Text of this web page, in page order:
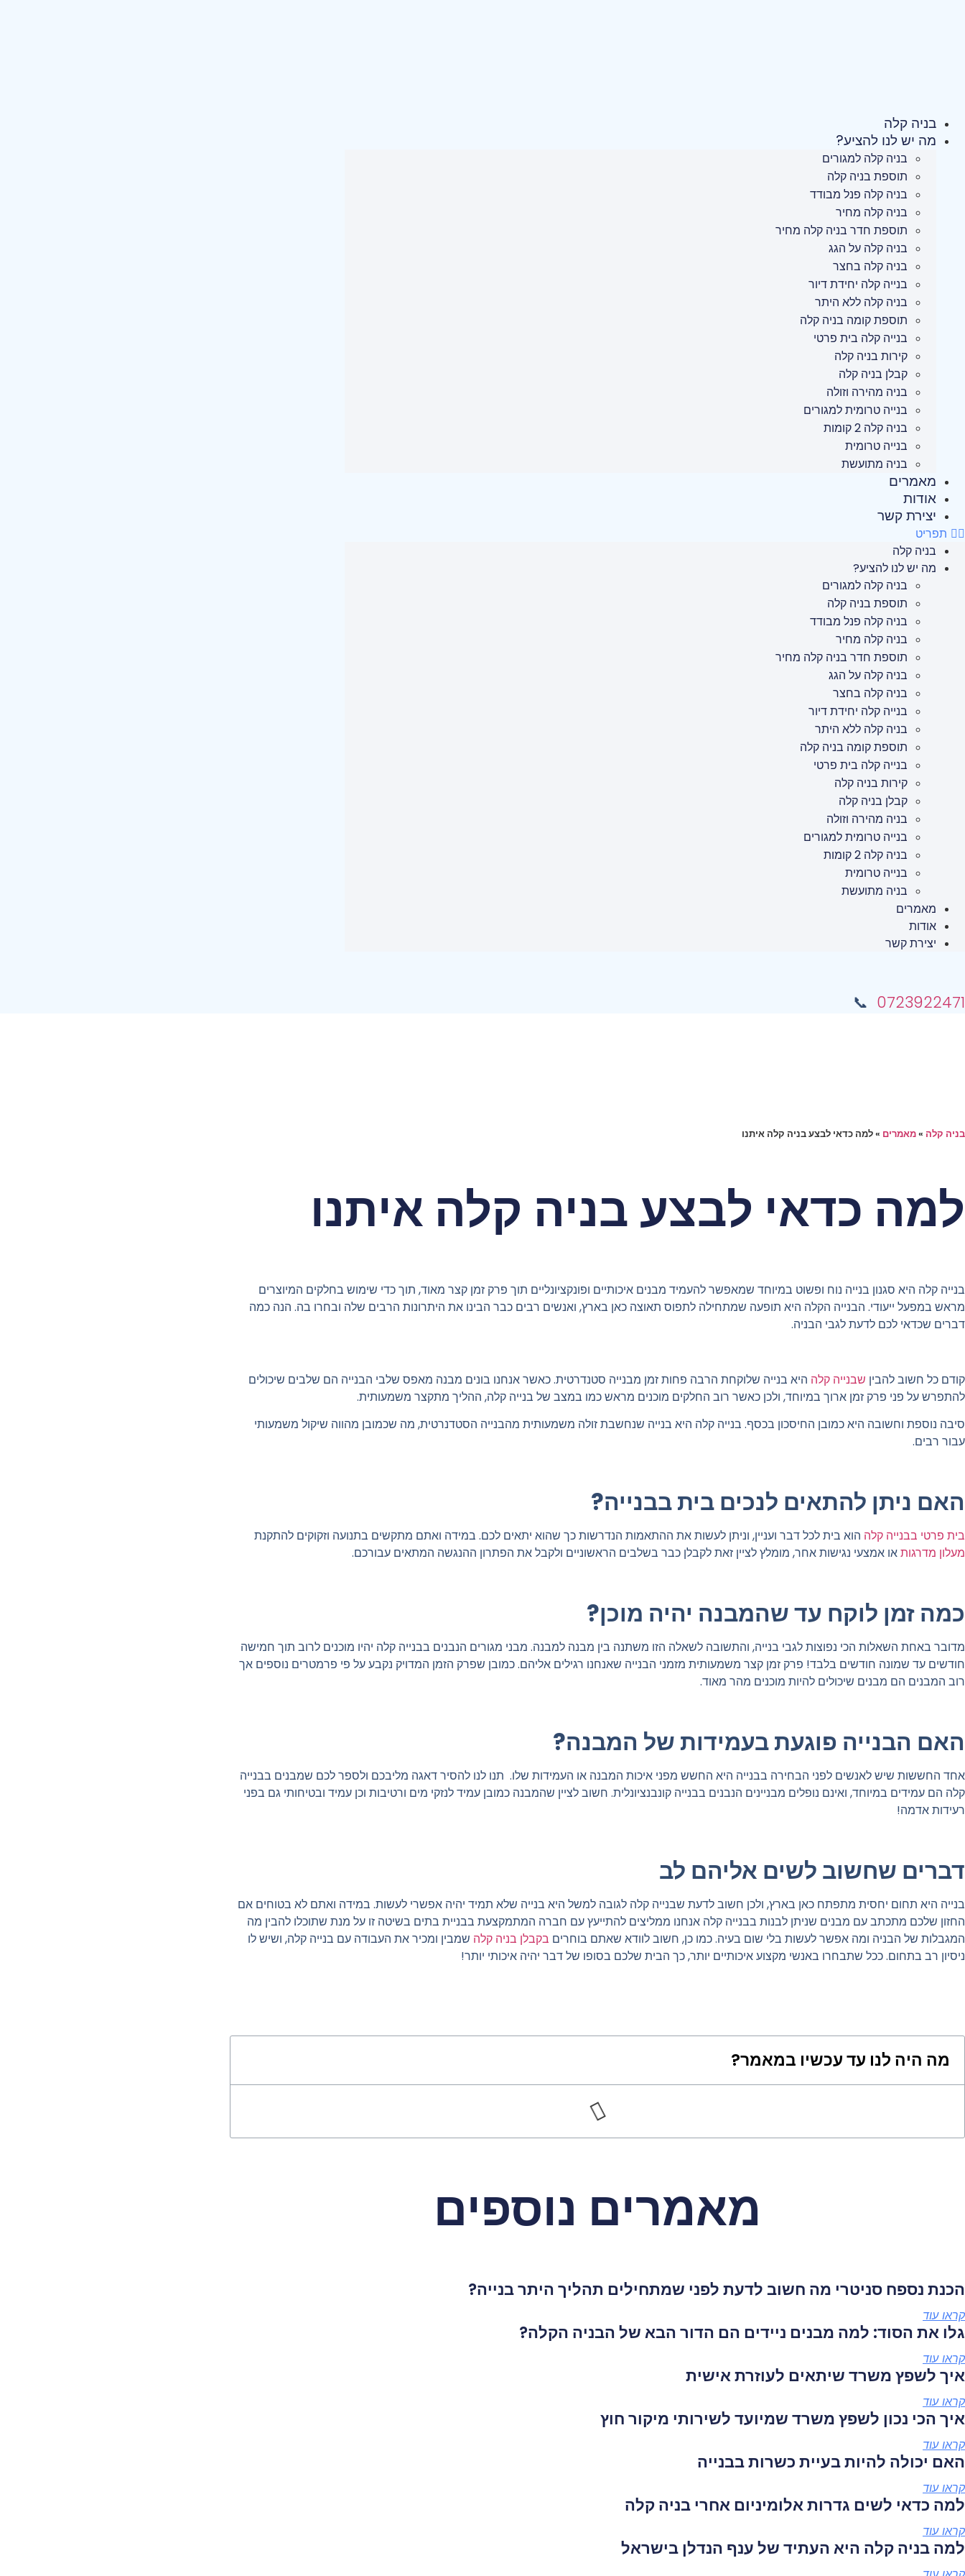
בניה קלה
מה יש לנו להציע?
בניה קלה למגורים
תוספת בניה קלה
בניה קלה פנל מבודד
בניה קלה מחיר
תוספת חדר בניה קלה מחיר
בניה קלה על הגג
בניה קלה בחצר
בנייה קלה יחידת דיור
בניה קלה ללא היתר
תוספת קומה בניה קלה
בנייה קלה בית פרטי
קירות בניה קלה
קבלן בניה קלה
בניה מהירה וזולה
בנייה טרומית למגורים
בניה קלה 2 קומות
בנייה טרומית
בניה מתועשת
מאמרים
אודות
יצירת קשר
תפריט
בניה קלה
מה יש לנו להציע?
בניה קלה למגורים
תוספת בניה קלה
בניה קלה פנל מבודד
בניה קלה מחיר
תוספת חדר בניה קלה מחיר
בניה קלה על הגג
בניה קלה בחצר
בנייה קלה יחידת דיור
בניה קלה ללא היתר
תוספת קומה בניה קלה
בנייה קלה בית פרטי
קירות בניה קלה
קבלן בניה קלה
בניה מהירה וזולה
בנייה טרומית למגורים
בניה קלה 2 קומות
בנייה טרומית
בניה מתועשת
מאמרים
אודות
יצירת קשר
0723922471
📞
בניה קלה »מאמרים »למה כדאי לבצע בניה קלה איתנו
למה כדאי לבצע בניה קלה איתנו
בנייה קלה היא סגנון בנייה נוח ופשוט במיוחד שמאפשר להעמיד מבנים איכותיים ופונקציונליים תוך פרק זמן קצר מאוד, תוך כדי שימוש בחלקים המיוצרים
מראש במפעל ייעודי. הבנייה הקלה היא תופעה שמתחילה לתפוס תאוצה כאן בארץ, ואנשים רבים כבר הבינו את היתרונות הרבים שלה ובחרו בה. הנה כמה
דברים שכדאי לכם לדעת לגבי הבניה.
קודם כל חשוב להבין שבנייה קלה היא בנייה שלוקחת הרבה פחות זמן מבנייה סטנדרטית. כאשר אנחנו בונים מבנה מאפס שלבי הבנייה הם שלבים שיכולים
להתפרש על פני פרק זמן ארוך במיוחד, ולכן כאשר רוב החלקים מוכנים מראש כמו במצב של בנייה קלה, ההליך מתקצר משמעותית.
סיבה נוספת וחשובה היא כמובן החיסכון בכסף. בנייה קלה היא בנייה שנחשבת זולה משמעותית מהבנייה הסטדנרטית, מה שכמובן מהווה שיקול משמעותי
עבור רבים.
האם ניתן להתאים לנכים בית בבנייה?
בית פרטי בבנייה קלה הוא בית לכל דבר ועניין, וניתן לעשות את ההתאמות הנדרשות כך שהוא יתאים לכם. במידה ואתם מתקשים בתנועה וזקוקים להתקנת
מעלון מדרגותאו אמצעי נגישות אחר, מומלץ לציין זאת לקבלן כבר בשלבים הראשוניים ולקבל את הפתרון ההנגשה המתאים עבורכם.
כמה זמן לוקח עד שהמבנה יהיה מוכן?
מדובר באחת השאלות הכי נפוצות לגבי בנייה, והתשובה לשאלה הזו משתנה בין מבנה למבנה. מבני מגורים הנבנים בבנייה קלה יהיו מוכנים לרוב תוך חמישה
חודשים עד שמונה חודשים בלבד! פרק זמן קצר משמעותית מזמני הבנייה שאנחנו רגילים אליהם. כמובן שפרק הזמן המדויק נקבע על פי פרמטרים נוספים אך
רוב המבנים הם מבנים שיכולים להיות מוכנים מהר מאוד.
האם הבנייה פוגעת בעמידות של המבנה?
אחד החששות שיש לאנשים לפני הבחירה בבנייה היא החשש מפני איכות המבנה או העמידות שלו. תנו לנו להסיר דאגה מליבכם ולספר לכם שמבנים בבנייה
קלה הם עמידים במיוחד, ואינם נופלים מבניינים הנבנים בבנייה קונבנציונלית. חשוב לציין שהמבנה כמובן עמיד לנזקי מים ורטיבות וכן עמיד ובטיחותי גם בפני
רעידות אדמה!
דברים שחשוב לשים אליהם לב
בנייה היא תחום יחסית מתפתח כאן בארץ, ולכן חשוב לדעת שבנייה קלה לגובה למשל היא בנייה שלא תמיד יהיה אפשרי לעשות. במידה ואתם לא בטוחים אם
החזון שלכם מתכתב עם מבנים שניתן לבנות בבנייה קלה אנחנו ממליצים להתייעץ עם חברה המתמקצעת בבניית בתים בשיטה זו על מנת שתוכלו להבין מה
המגבלות של הבניה ומה אפשר לעשות בלי שום בעיה. כמו כן, חשוב לוודא שאתם בוחרים בקבלן בניה קלה שמבין ומכיר את העבודה עם בנייה קלה, ושיש לו
ניסיון רב בתחום. ככל שתבחרו באנשי מקצוע איכותיים יותר, כך הבית שלכם בסופו של דבר יהיה איכותי יותר!
מה היה לנו עד עכשיו במאמר?
מאמרים נוספים
הכנת נספח סניטרי מה חשוב לדעת לפני שמתחילים תהליך היתר בנייה?
קראו עוד
גלו את הסוד: למה מבנים ניידים הם הדור הבא של הבניה הקלה?
קראו עוד
איך לשפץ משרד שיתאים לעוזרת אישית
קראו עוד
איך הכי נכון לשפץ משרד שמיועד לשירותי מיקור חוץ
קראו עוד
האם יכולה להיות בעיית כשרות בבנייה
קראו עוד
למה כדאי לשים גדרות אלומיניום אחרי בניה קלה
קראו עוד
למה בניה קלה היא העתיד של ענף הנדלן בישראל